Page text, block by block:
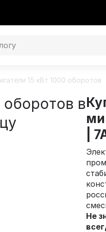
15 кВт 1000 оборотов
оборотов в
|
Не